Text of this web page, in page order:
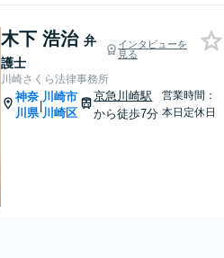
木下 浩治 弁
護士
インタビューを
見る
川崎さくら法律事務所
神奈
川県
|
川崎市
川崎区
京急川崎駅
から徒歩7分
営業時間：
本日定休日